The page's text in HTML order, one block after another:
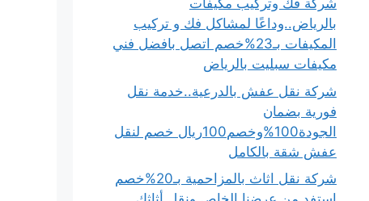
شركة فك وتركيب مكيفات
بالرياض..وداعًا لمشاكل فك و تركيب
المكيفات بـ23%خصم اتصل بافضل فني
مكيفات سبليت بالرياض
شركة نقل عفش بالدرعية..خدمة نقل
فورية بضمان
الجودة100%وخصم100ريال خصم لنقل
عفش شقة بالكامل
شركة نقل اثاث بالمزاحمية بـ20%خصم